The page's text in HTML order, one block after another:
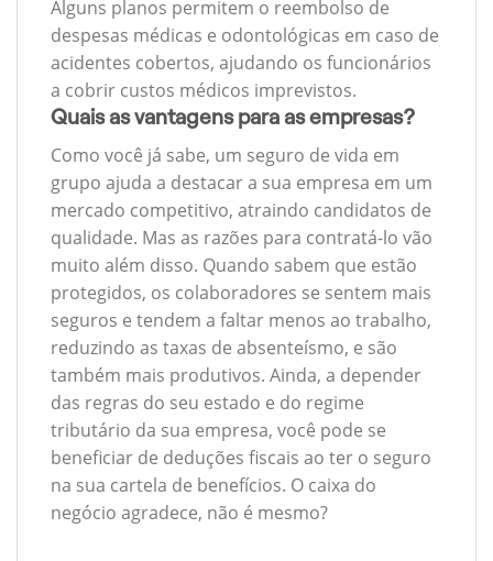
Alguns planos permitem o reembolso de
despesas médicas e odontológicas em caso de
acidentes cobertos, ajudando os funcionários
a cobrir custos médicos imprevistos.
Quais as vantagens para as empresas?
Como você já sabe, um seguro de vida em
grupo ajuda a destacar a sua empresa em um
mercado competitivo, atraindo candidatos de
qualidade. Mas as razões para contratá-lo vão
muito além disso. Quando sabem que estão
protegidos, os colaboradores se sentem mais
seguros e tendem a faltar menos ao trabalho,
reduzindo as taxas de absenteísmo, e são
também mais produtivos. Ainda, a depender
das regras do seu estado e do regime
tributário da sua empresa, você pode se
beneficiar de deduções fiscais ao ter o seguro
na sua cartela de benefícios. O caixa do
negócio agradece, não é mesmo?